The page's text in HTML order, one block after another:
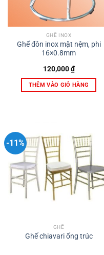
GHẾ INOX
Ghế đôn inox mặt nệm, phi
16×0.8mm
120,000₫
THÊM VÀO GIỎ HÀNG
-11%
GHẾ
Ghế chiavari ống trúc